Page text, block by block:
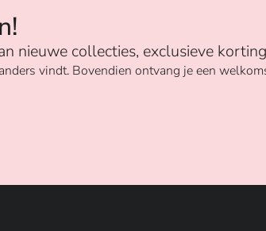
nieuwe collecties, exclusieve
vindt. Bovendien ontvang je een